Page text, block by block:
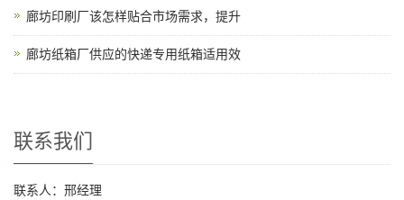
廊坊印刷厂该怎样贴合市场需求，提升
廊坊纸箱厂供应的快递专用纸箱适用效
联系我们
联系人：邢经理